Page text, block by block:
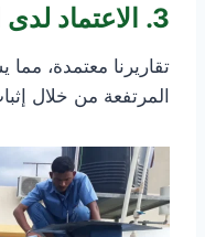
3. الاعتماد لدى الجهات الرسمية
تقاريرنا معتمدة،
المرتفعة من خلال